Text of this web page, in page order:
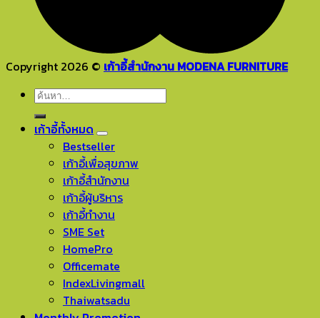
Copyright 2026 © เก้าอี้สำนักงาน MODENA FURNITURE
ค้นหา:
เก้าอี้ทั้งหมด
Bestseller
เก้าอี้เพื่อสุขภาพ
เก้าอี้สำนักงาน
เก้าอี้ผู้บริหาร
เก้าอี้ทำงาน
SME Set
HomePro
Officemate
IndexLivingmall
Thaiwatsadu